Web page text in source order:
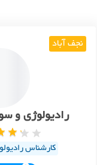
نجف آباد
رادیولوژی و
کارشناس